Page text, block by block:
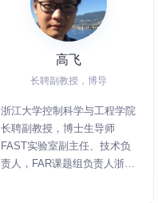
身份在TRO、JFR、RAL、
ICRA等机器人领域顶级期刊
和会议上发表高质量论文数十
余篇，主持国自然青年基金，
上海市自然科学基金等项目。
知，SLAM，视觉语言模型，
端到端导航等，曾获得
IROS2018最佳学生论文奖和
TRO最佳论文荣誉提名奖。
高飞
长聘副教授，博导
浙江大学控制科学与工程学院
长聘副教授，博士生导师
FAST实验室副主任、技术负
责人，FAR课题组负责人浙大